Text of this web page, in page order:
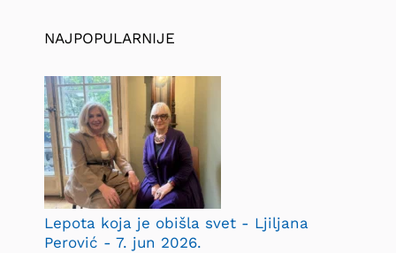
NAJPOPULARNIJE
Lepota koja je obišla svet - Ljiljana
Perović - 7. jun 2026.